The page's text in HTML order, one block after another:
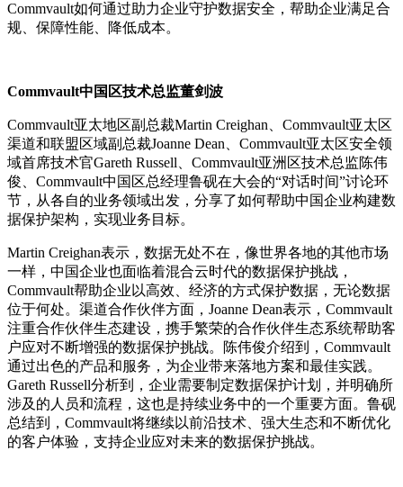
Commvault如何通过助力企业守护数据安全，帮助企业满足合
规、保障性能、降低成本。
Commvault中国区技术总监董剑波
Commvault亚太地区副总裁Martin Creighan、Commvault亚太区
渠道和联盟区域副总裁Joanne Dean、Commvault亚太区安全领
域首席技术官Gareth Russell、Commvault亚洲区技术总监陈伟
俊、Commvault中国区总经理鲁砚在大会的“对话时间”讨论环
节，从各自的业务领域出发，分享了如何帮助中国企业构建数
据保护架构，实现业务目标。
Martin Creighan表示，数据无处不在，像世界各地的其他市场
一样，中国企业也面临着混合云时代的数据保护挑战，
Commvault帮助企业以高效、经济的方式保护数据，无论数据
位于何处。渠道合作伙伴方面，Joanne Dean表示，Commvault
注重合作伙伴生态建设，携手繁荣的合作伙伴生态系统帮助客
户应对不断增强的数据保护挑战。陈伟俊介绍到，Commvault
通过出色的产品和服务，为企业带来落地方案和最佳实践。
Gareth Russell分析到，企业需要制定数据保护计划，并明确所
涉及的人员和流程，这也是持续业务中的一个重要方面。鲁砚
总结到，Commvault将继续以前沿技术、强大生态和不断优化
的客户体验，支持企业应对未来的数据保护挑战。